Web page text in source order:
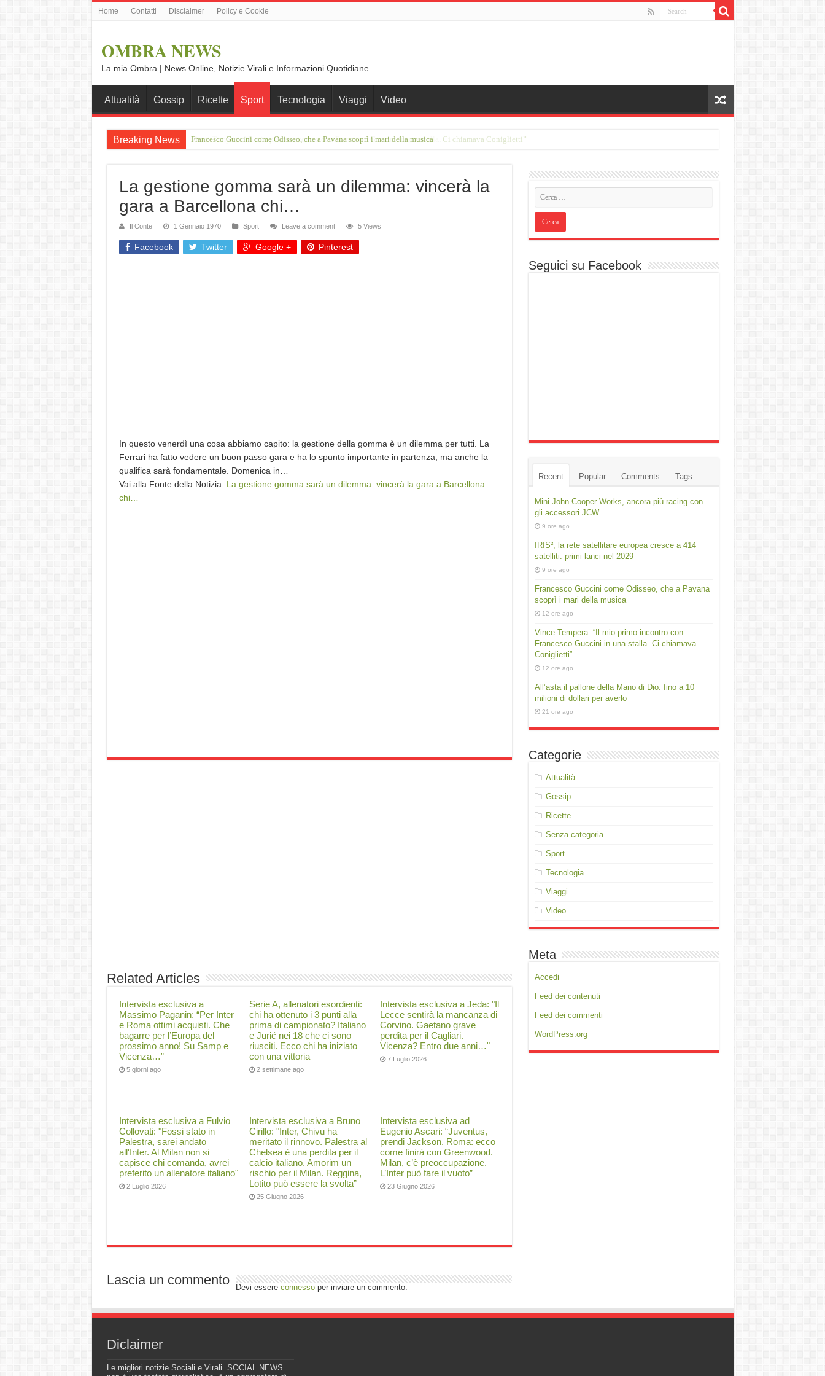
Home Contatti Disclaimer Policy e Cookie
OMBRA NEWS
La mia Ombra | News Online, Notizie Virali e Informazioni Quotidiane
Attualità Gossip Ricette Sport Tecnologia Viaggi Video
Breaking News Vince Tempera: “Il mio primo incontro con Francesco Guccini in una stalla. Ci chiamava Coniglietti”
La gestione gomma sarà un dilemma: vincerà la
gara a Barcellona chi…
Il Conte 1 Gennaio 1970 Sport Leave a comment 5 Views
Facebook Twitter Google + Pinterest
In questo venerdì una cosa abbiamo capito: la gestione della gomma è un dilemma per tutti. La
Ferrari ha fatto vedere un buon passo gara e ha lo spunto importante in partenza, ma anche la
qualifica sarà fondamentale. Domenica in…
Vai alla Fonte della Notizia: La gestione gomma sarà un dilemma: vincerà la gara a Barcellona
chi…
Related Articles
Intervista esclusiva a
Massimo Paganin: “Per Inter
e Roma ottimi acquisti. Che
bagarre per l’Europa del
prossimo anno! Su Samp e
Vicenza…”
5 giorni ago
Serie A, allenatori esordienti:
chi ha ottenuto i 3 punti alla
prima di campionato? Italiano
e Jurić nei 18 che ci sono
riusciti. Ecco chi ha iniziato
con una vittoria
2 settimane ago
Intervista esclusiva a Jeda: "Il
Lecce sentirà la mancanza di
Corvino. Gaetano grave
perdita per il Cagliari.
Vicenza? Entro due anni…"
7 Luglio 2026
Intervista esclusiva a Fulvio
Collovati: "Fossi stato in
Palestra, sarei andato
all'Inter. Al Milan non si
capisce chi comanda, avrei
preferito un allenatore italiano"
2 Luglio 2026
Intervista esclusiva a Bruno
Cirillo: "Inter, Chivu ha
meritato il rinnovo. Palestra al
Chelsea è una perdita per il
calcio italiano. Amorim un
rischio per il Milan. Reggina,
Lotito può essere la svolta”
25 Giugno 2026
Intervista esclusiva ad
Eugenio Ascari: “Juventus,
prendi Jackson. Roma: ecco
come finirà con Greenwood.
Milan, c’è preoccupazione.
L’Inter può fare il vuoto”
23 Giugno 2026
Lascia un commento Devi essere connessoper inviare un commento.
Seguici su Facebook
Recent Popular Comments Tags
Mini John Cooper Works, ancora più racing con
gli accessori JCW
9 ore ago
IRIS², la rete satellitare europea cresce a 414
satelliti: primi lanci nel 2029
9 ore ago
Francesco Guccini come Odisseo, che a Pavana
scoprì i mari della musica
12 ore ago
Vince Tempera: “Il mio primo incontro con
Francesco Guccini in una stalla. Ci chiamava
Coniglietti”
12 ore ago
All’asta il pallone della Mano di Dio: fino a 10
milioni di dollari per averlo
21 ore ago
Categorie
Attualità
Gossip
Ricette
Senza categoria
Sport
Tecnologia
Viaggi
Video
Meta
Accedi
Feed dei contenuti
Feed dei commenti
WordPress.org
Diclaimer
Le migliori notizie Sociali e Virali. SOCIAL NEWS